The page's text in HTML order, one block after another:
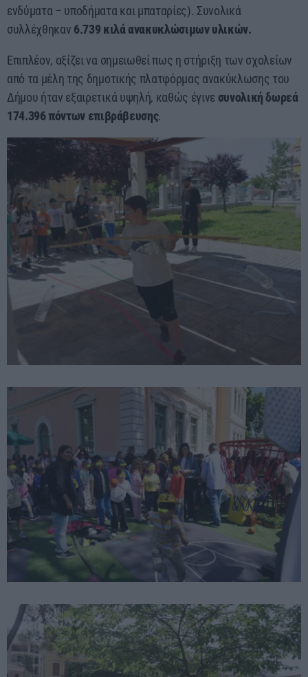
ενδύματα – υποδήματα και μπαταρίες). Συνολικά
συλλέχθηκαν 6.739 κιλά ανακυκλώσιμων υλικών.
Επιπλέον, αξίζει να σημειωθεί πως η στήριξη των σχολείων
από τα μέλη της δημοτικής πλατφόρμας ανακύκλωσης του
Δήμου ήταν εξαιρετικά υψηλή, καθώς έγινε συνολική δωρεά
174.396 πόντων επιβράβευσης.